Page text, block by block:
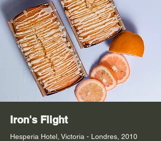
Iron's Flight
Hesperia Hotel, Victoria - Londres, 2010